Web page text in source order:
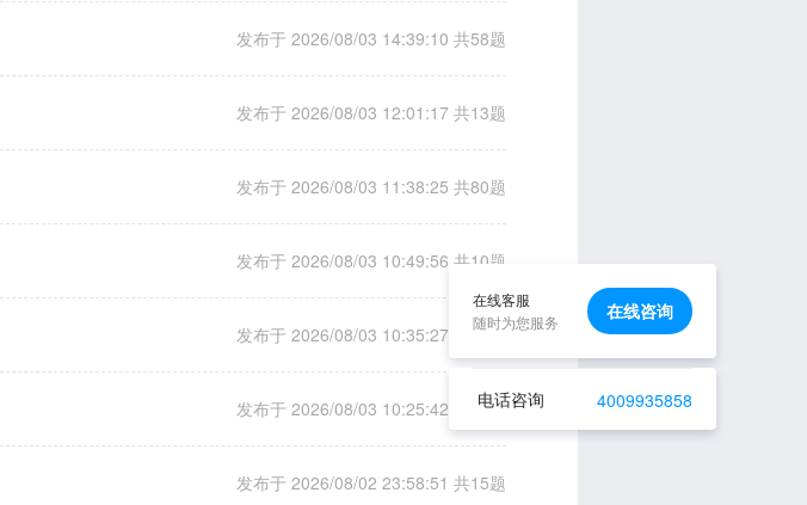
发布于 2026/08/03 14:39:10 共58题
发布于 2026/08/03 12:01:17 共13题
发布于 2026/08/03 11:38:25 共80题
发布于 2026/08/03 10:49:56 共10题
发布于 2026/08/03 10:35:27 共69题
发布于 2026/08/03 10:25:42 共69题
发布于 2026/08/02 23:58:51 共15题
在线客服
随时为您服务
在线咨询
电话咨询 4009935858